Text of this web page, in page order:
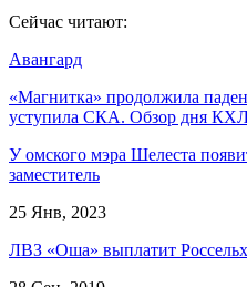
Сейчас читают:
Авангард
«Магнитка» продолжила
уступила СКА. Обзор дня
У омского мэра Шелеста
заместитель
25 Янв, 2023
ЛВЗ «Оша» выплатит